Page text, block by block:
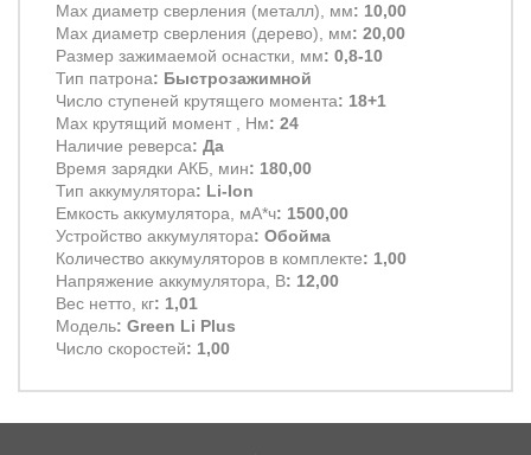
Max диаметр сверления (металл), мм: 10,00
Max диаметр сверления (дерево), мм: 20,00
Размер зажимаемой оснастки, мм: 0,8-10
Тип патрона: Быстрозажимной
Число ступеней крутящего момента: 18+1
Max крутящий момент , Нм: 24
Наличие реверса: Да
Время зарядки АКБ, мин: 180,00
Тип аккумулятора: Li-Ion
Емкость аккумулятора, мА*ч: 1500,00
Устройство аккумулятора: Обойма
Количество аккумуляторов в комплекте: 1,00
Напряжение аккумулятора, В: 12,00
Вес нетто, кг: 1,01
Модель: Green Li Plus
Число скоростей: 1,00